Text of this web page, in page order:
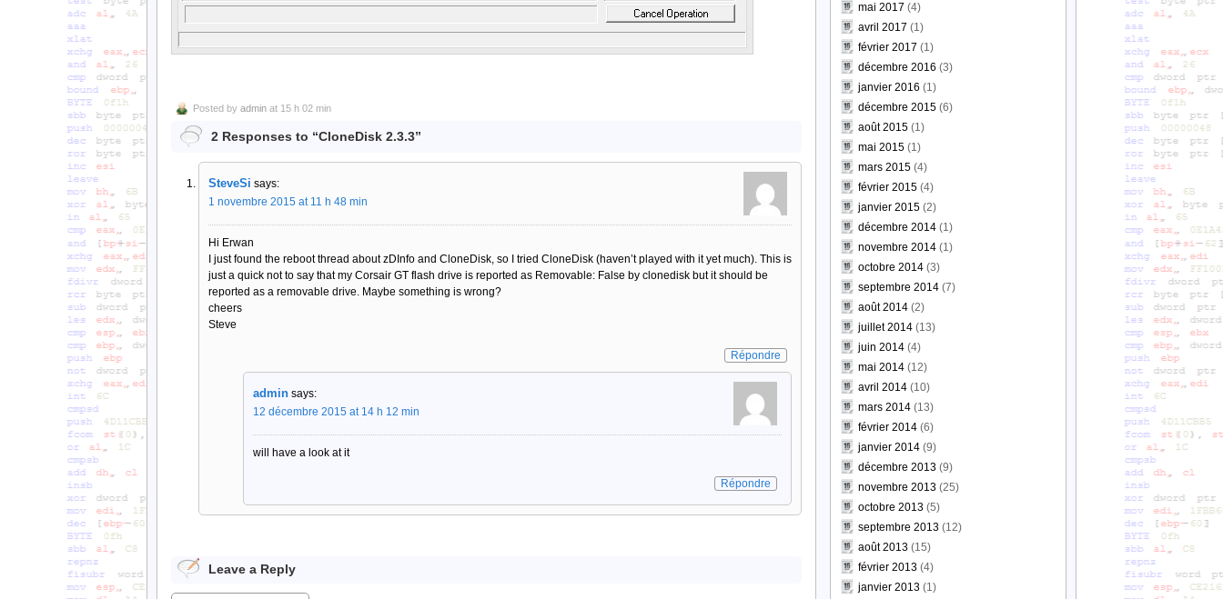
Posted by admin at 15 h 02 min
2 Responses to “CloneDisk 2.3.3”
SteveSi says:
1 novembre 2015 at 11 h 48 min
Hi Erwan
I just found the reboot thread about zDInfo and CloneDisk, so I tried CloneDisk (haven’t played with it yet much). This is
just a quick not to say that my Corsair GT flash drive is reported as Removable: False by clonedisk but it should be
reported as a removable drive. Maybe something is wrong?
cheers
Steve
Répondre
admin says:
12 décembre 2015 at 14 h 12 min
will have a look at it
Répondre
Leave a Reply
mai 2017 (4)
avril 2017 (1)
février 2017 (1)
décembre 2016 (3)
janvier 2016 (1)
décembre 2015 (6)
août 2015 (1)
mai 2015 (1)
mars 2015 (4)
février 2015 (4)
janvier 2015 (2)
décembre 2014 (1)
novembre 2014 (1)
octobre 2014 (3)
septembre 2014 (7)
août 2014 (2)
juillet 2014 (13)
juin 2014 (4)
mai 2014 (12)
avril 2014 (10)
mars 2014 (13)
février 2014 (6)
janvier 2014 (9)
décembre 2013 (9)
novembre 2013 (25)
octobre 2013 (5)
septembre 2013 (12)
août 2013 (15)
février 2013 (4)
janvier 2013 (1)